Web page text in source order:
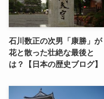
石川数正の次男「康勝」が
花と散った壮絶な最後と
は？【日本の歴史ブログ】